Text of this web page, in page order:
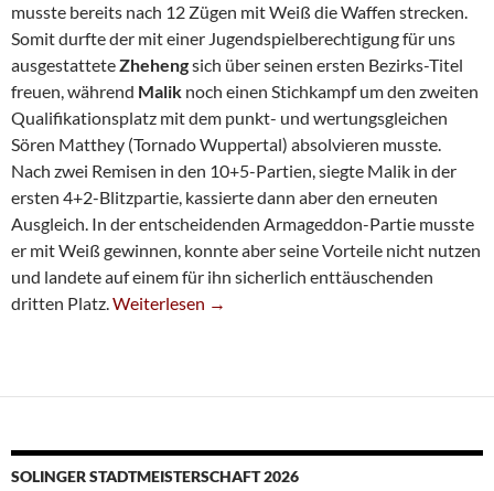
musste bereits nach 12 Zügen mit Weiß die Waffen strecken.
Somit durfte der mit einer Jugendspielberechtigung für uns
aus­ge­stat­te­teZhehengsich über seinen ersten Bezirks-Titel
freuen, während Malik noch einen Stichkampf um den zweiten
Qua­li­fi­ka­tions­platz mit dem punkt- und wer­tungs­glei­chen
Sören Matthey (Tornado Wuppertal) absolvieren musste.
Nach zwei Remisen in den 10+5-Partien, siegte Malik in der
ersten 4+2-Blitzpartie, kassierte dann aber den erneuten
Ausgleich. In der entscheidenden Armageddon-Partie musste
er mit Weiß gewinnen, konnte aber seine Vorteile nicht nutzen
und landete auf einem für ihn sicherlich enttäuschenden
dritten Platz.Drei Bezirks-Titel Für SG-Jugend
Weiterlesen →
SOLINGER STADTMEISTERSCHAFT 2026